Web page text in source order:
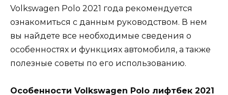
Volkswagen Polo 2021 года рекомендуется
ознакомиться с данным руководством. В нем
вы найдете все необходимые сведения о
особенностях и функциях автомобиля, а также
полезные советы по его использованию.
Особенности Volkswagen Polo лифтбек 2021